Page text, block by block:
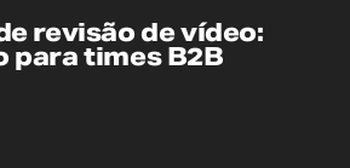
revisão de vídeo:
para times B2B